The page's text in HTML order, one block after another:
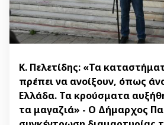
Κ. Πελετίδης: «Τα
πρέπει να ανοίξουν, όπως
Ελλάδα. Τα κρούσματα
τα μαγαζιά» - Ο Δήμαρχος